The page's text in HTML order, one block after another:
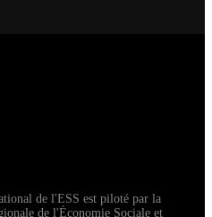
de l'ESS est piloté par la
de l'Économie Sociale et